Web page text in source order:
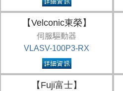
【Velconic東榮】
伺服驅動器
VLASV-100P3-RX
【Fuji富士】